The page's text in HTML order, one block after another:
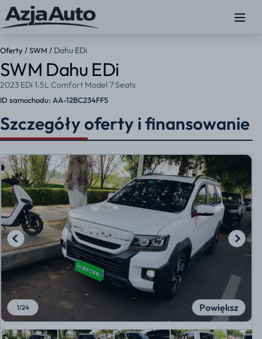
Oferty /SWM / Dahu EDi
SWM Dahu EDi
2023 EDi 1.5L Comfort Model 7 Seats
ID samochodu: AA-12BC234FF5
Szczegóły oferty i finansowanie
Powiększ
1/24